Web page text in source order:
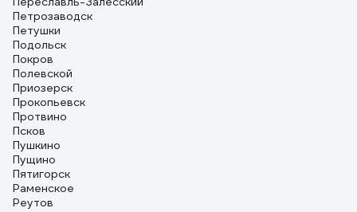
Петрозаводск
Петушки
Подольск
Покров
Полевской
Приозерск
Прокопьевск
Протвино
Псков
Пушкино
Пущино
Пятигорск
Раменское
Реутов